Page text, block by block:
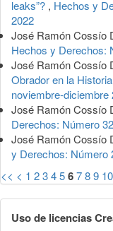
leaks”? , Hechos y
2022
José Ramón Cossío
Hechos y Derechos:
José Ramón Cossío
Obrador en la Historia
noviembre-diciembre
José Ramón Cossío
Derechos: Número
José Ramón Cossío
y Derechos: Número
<< < 1 23456789 10
Uso de licencias